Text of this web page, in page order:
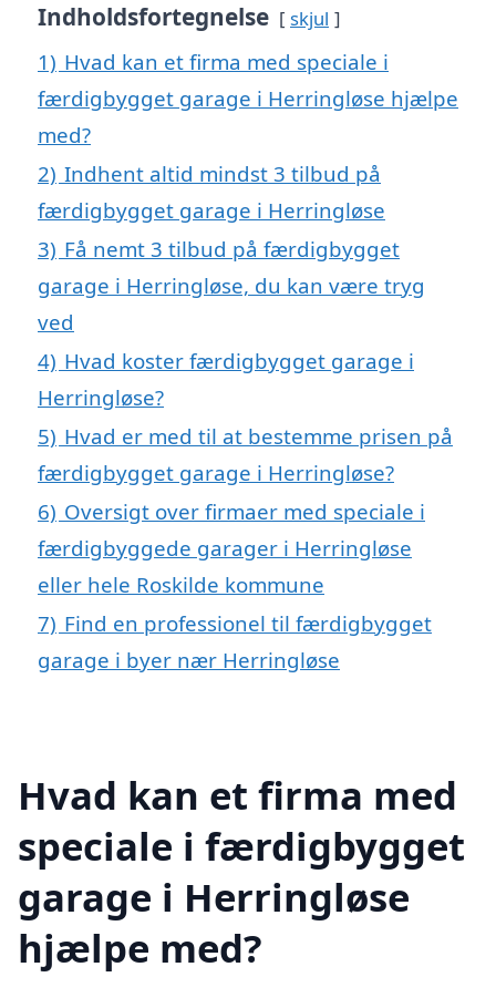
Indholdsfortegnelse skjul
1) Hvad kan et firma med speciale i
færdigbygget garage i Herringløse hjælpe
med?
2) Indhent altid mindst 3 tilbud på
færdigbygget garage i Herringløse
3) Få nemt 3 tilbud på færdigbygget
garage i Herringløse, du kan være tryg
ved
4) Hvad koster færdigbygget garage i
Herringløse?
5) Hvad er med til at bestemme prisen på
færdigbygget garage i Herringløse?
6) Oversigt over firmaer med speciale i
færdigbyggede garager i Herringløse
eller hele Roskilde kommune
7) Find en professionel til færdigbygget
garage i byer nær Herringløse
Hvad kan et firma med
speciale i færdigbygget
garage i Herringløse
hjælpe med?